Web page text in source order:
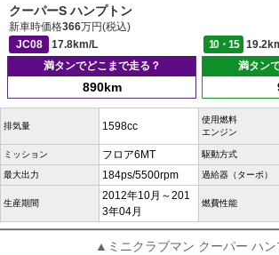
クーパーS ハンプトン
新車時価格366万円(税込)
JC08
17.8km/L 10・15
満タンでどこまで走る？
890km
満タン
排気量 1598cc
使用燃料
エンジン
ミッション フロア6MT 駆動方式
最大出力 184ps/5500rpm 過給器（ターボ）
生産期間
2012年10月～201
3年04月
燃費性能
▲ミニクラブマン クーパー ハ